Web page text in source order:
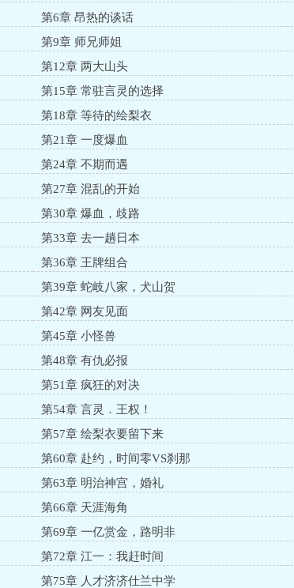
第6章 昂热的谈话
第9章 师兄师姐
第12章 两大山头
第15章 常驻言灵的选择
第18章 等待的绘梨衣
第21章 一度爆血
第24章 不期而遇
第27章 混乱的开始
第30章 爆血，歧路
第33章 去一趟日本
第36章 王牌组合
第39章 蛇岐八家，犬山贺
第42章 网友见面
第45章 小怪兽
第48章 有仇必报
第51章 疯狂的对决
第54章 言灵．王权！
第57章 绘梨衣要留下来
第60章 赴约，时间零VS刹那
第63章 明治神宫，婚礼
第66章 天涯海角
第69章 一亿赏金，路明非
第72章 江一：我赶时间
第75章 人才济济仕兰中学